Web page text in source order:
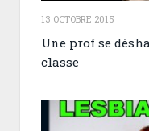
13 OCTOBRE 2015
Une prof se
classe